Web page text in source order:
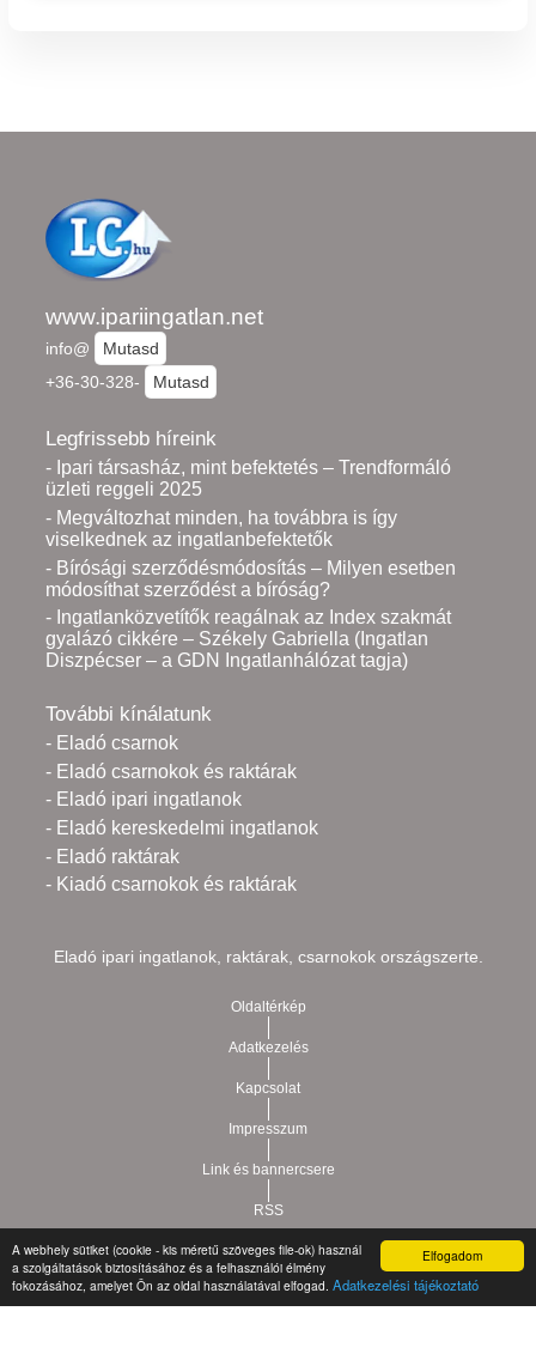
Elfogadom
A webhely sütiket (cookie - kis méretű szöveges file-ok) használ
a szolgáltatások biztosításához és a felhasználói élmény
fokozásához, amelyet Ön az oldal használatával elfogad. Adatkezelési tájékoztató
www.ipariingatlan.net
info@
Mutasd
+36-30-328-
Mutasd
Legfrissebb híreink
- Ipari társasház, mint befektetés – Trendformáló
üzleti reggeli 2025
- Megváltozhat minden, ha továbbra is így
viselkednek az ingatlanbefektetők
- Bírósági szerződésmódosítás – Milyen esetben
módosíthat szerződést a bíróság?
- Ingatlanközvetítők reagálnak az Index szakmát
gyalázó cikkére – Székely Gabriella (Ingatlan
Diszpécser – a GDN Ingatlanhálózat tagja)
További kínálatunk
- Eladó csarnok
- Eladó csarnokok és raktárak
- Eladó ipari ingatlanok
- Eladó kereskedelmi ingatlanok
- Eladó raktárak
- Kiadó csarnokok és raktárak
Eladó ipari ingatlanok, raktárak, csarnokok országszerte.
Oldaltérkép
Adatkezelés
Kapcsolat
Impresszum
Link és bannercsere
RSS
Copyright © 2021.Vár-Köz Kft. - Ingatlan nyilvántartó, ügyviteli és
adminisztrációs szoftver